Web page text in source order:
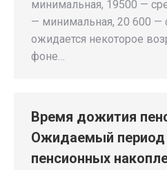
минимальная, 19500 —
— минимальная, 20 600 —
ожидается некоторое
фоне…
Время дожития
Ожидаемый
пенсионных